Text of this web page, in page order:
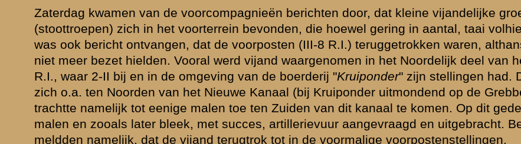
was het Zondag, dat zich hetzelfde herhaalde in de tweede lijn (de opstellingen van
van 1-II en 2-II en tevens bij een vooruitgeschoven sectie van 3-II).
er een bericht binnen, dat de vijand zich reeds voor de stoplijn van het nevenbataljon
is mij niet bekend, waar dit bericht vandaan is gekomen, doch het werd mij
majoor Jacometti. Ongeveer terzelfdertijd kwam van commandopost 8 R.I. het
Majoor Jacometti als waarnemend Regimentscommandant moest fungeeren, daar
en Commandant I-8 R.I. afwezig waren, naar ik meen voor een bespreking bij
Divisie of Commandant IIe Legerkorps. De Majoor Jacometti heeft zich daarop naar
begeven en waarschijnlijk is toen bij hem het plan opgekomen om een
te zetten voor een tegenstoot bij I-8 R.I. Het is mij niet bekend, of hij zich eerst naar
heeft begeven en toen naar 3-II of omgekeerd. Kort daarop bleek mij
van Commandant 8 R.I., die intusschen was teruggekeerd, dat de Overste